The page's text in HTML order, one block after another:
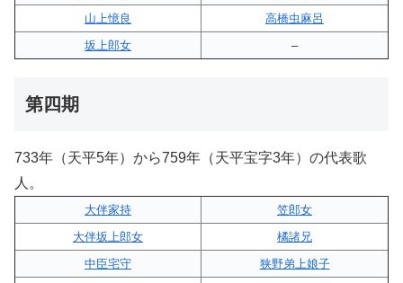
山上憶良
高橋虫麻呂
坂上郎女
–
第四期
733年（天平5年）から759年（天平宝字3年）の代表歌
人。
大伴家持
笠郎女
大伴坂上郎女
橘諸兄
中臣宅守
狭野弟上娘子